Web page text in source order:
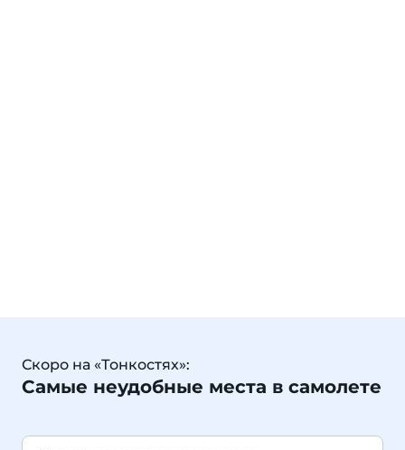
Скоро на «Тонкостях»:
Самые неудобные места в самолете